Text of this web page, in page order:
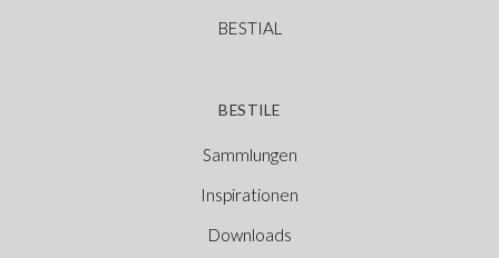
BESTIAL
BESTILE
Sammlungen
Inspirationen
Downloads